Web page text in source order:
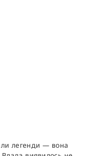
легенди — вона